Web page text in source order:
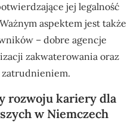
jej legalność
aspektem jest także
– dobre agencje
zakwaterowania oraz
zatrudnieniem.
rozwoju kariery dla
w Niemczech